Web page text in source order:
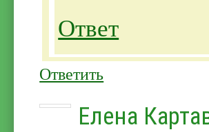
Ответ
Ответить
Елена